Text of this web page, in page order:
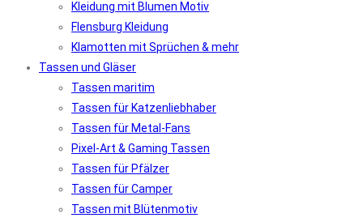
Kleidung mit Blumen Motiv
Flensburg Kleidung
Klamotten mit Sprüchen & mehr
Tassen und Gläser
Tassen maritim
Tassen für Katzenliebhaber
Tassen für Metal-Fans
Pixel-Art & Gaming Tassen
Tassen für Pfälzer
Tassen für Camper
Tassen mit Blütenmotiv